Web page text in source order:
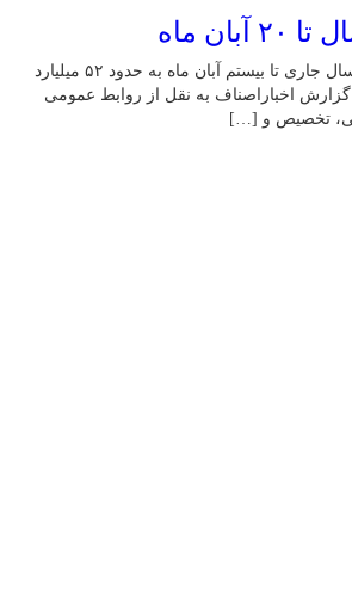
معاون ارزی بانک مرکزی اعلام کرد: میزان تخصیص ارز از ابتدای سال جاری تا بیستم آبان ماه به حدود ۵۲ میلیارد
شده است. ‌به گزارش اخباراصناف به نقل از روابط عمومی
تخصیص و […]